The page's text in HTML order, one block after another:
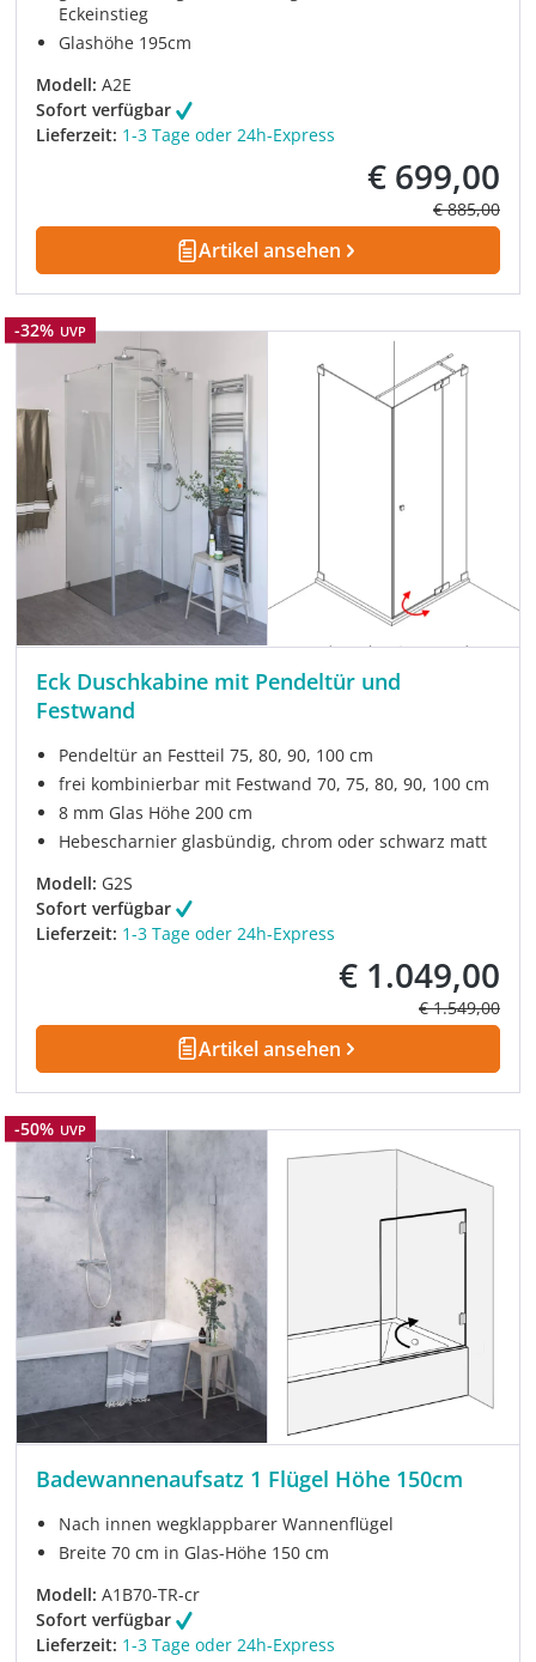
Eckeinstieg
Glashöhe 195cm
Modell: A2E
Sofort verfügbar
Lieferzeit: 1-3 Tage oder 24h-Express
Verkaufspreis:
€ 699,00
Regulärer
€ 885,00
Artikel ansehen
Rabatt
-32% UVP
Eck Duschkabine mit Pendeltür und
Festwand
Pendeltür an Festteil 75, 80, 90, 100 cm
frei kombinierbar mit Festwand 70, 75, 80, 90, 100 cm
8 mm Glas Höhe 200 cm
Hebescharnier glasbündig, chrom oder schwarz matt
Modell: G2S
Sofort verfügbar
Lieferzeit: 1-3 Tage oder 24h-Express
Verkaufspreis:
€ 1.049,00
Regulärer
€ 1.549,00
Artikel ansehen
Rabatt
-50% UVP
Badewannenaufsatz 1 Flügel Höhe 150cm
Nach innen wegklappbarer Wannenflügel
Breite 70 cm in Glas-Höhe 150 cm
Modell: A1B70-TR-cr
Sofort verfügbar
Lieferzeit: 1-3 Tage oder 24h-Express